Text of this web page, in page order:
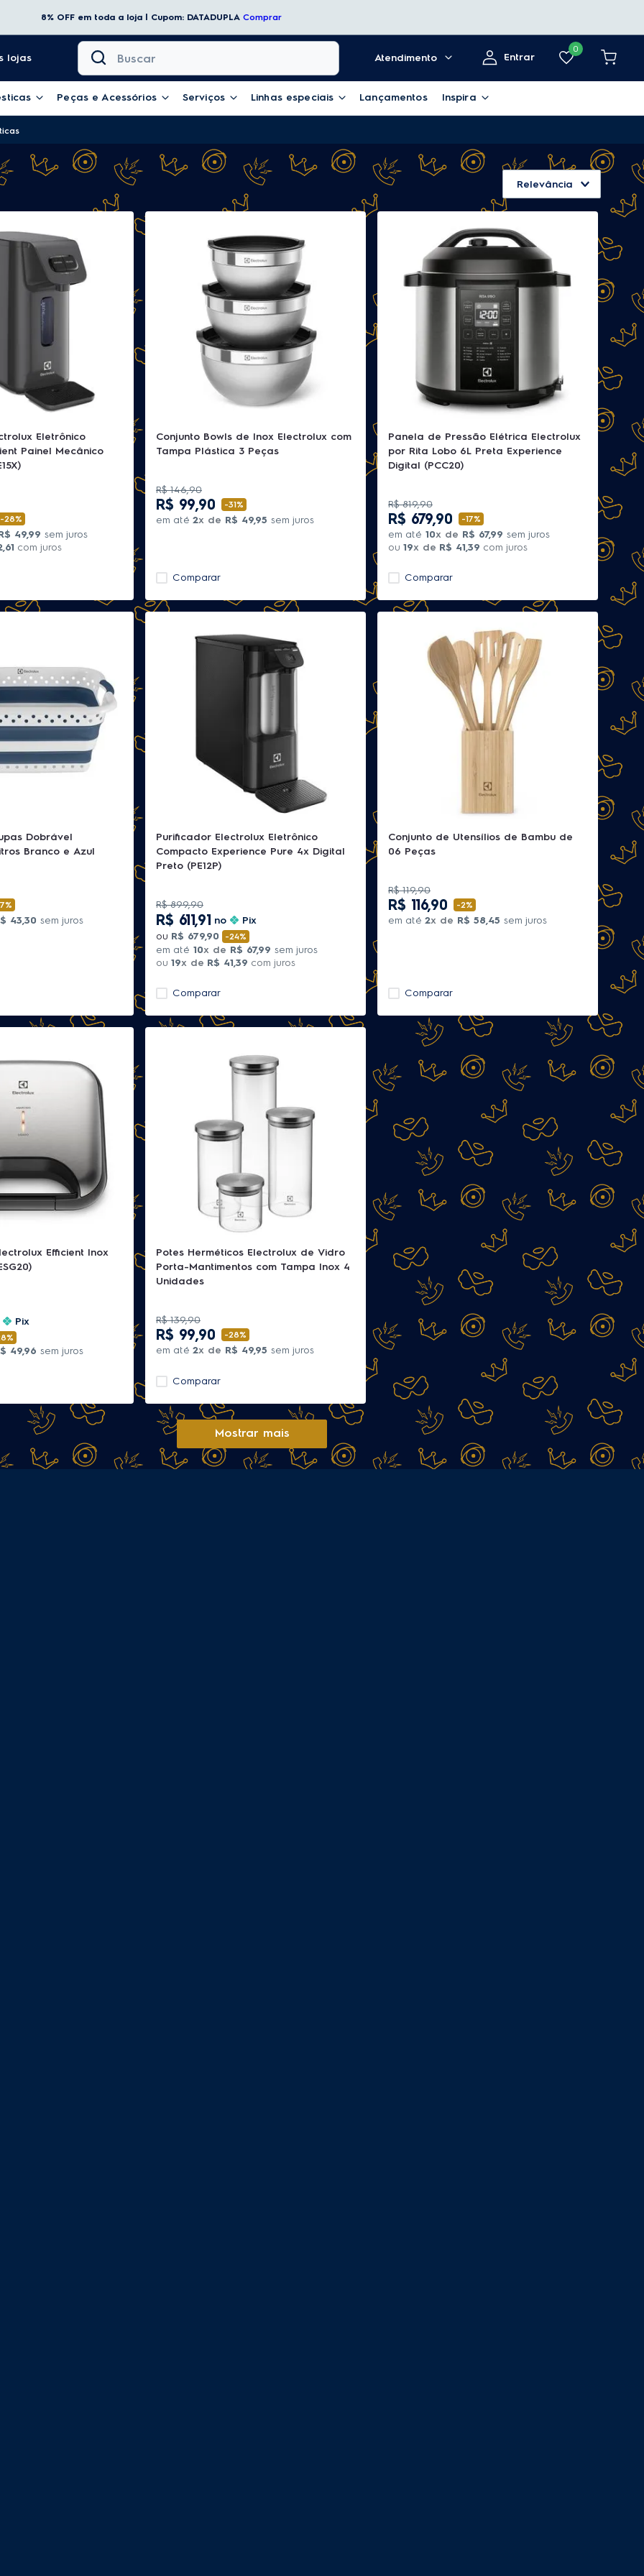
8% OFF em toda a loja | Cupom: DATADUPLA Comprar
lojas
Buscar
Atendimento
Entrar
0
Peças e Acessórios Serviços Linhas especiais Lançamentos Inspira
Relevância
Eletrônico
Painel Mecânico
-28%
49,99 sem juros
,61 com juros
Conjunto Bowls de Inox Electrolux com
Tampa Plástica 3 Peças
R$ 146,90
R$ 99,90 -31%
em até 2x de R$ 49,95 sem juros
Comparar
Panela de Pressão Elétrica Electrolux
por Rita Lobo 6L Preta Experience
Digital (PCC20)
R$ 819,90
R$ 679,90 -17%
em até 10x de R$ 67,99 sem juros
ou 19x de R$ 41,39 com juros
Comparar
Dobrável
Branco e Azul
7%
43,30 sem juros
Purificador Electrolux Eletrônico
Compacto Experience Pure 4x Digital
Preto (PE12P)
R$ 899,90
R$ 611,91 no
Pix
ou R$ 679,90 -24%
em até 10x de R$ 67,99 sem juros
ou 19x de R$ 41,39 com juros
Comparar
Conjunto de Utensílios de Bambu de
06 Peças
R$ 119,90
R$ 116,90 -2%
em até 2x de R$ 58,45 sem juros
Comparar
Efficient Inox
Pix
49,96 sem juros
Potes Herméticos Electrolux de Vidro
Porta-Mantimentos com Tampa Inox 4
Unidades
R$ 139,90
R$ 99,90 -28%
em até 2x de R$ 49,95 sem juros
Comparar
Mostrar mais